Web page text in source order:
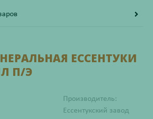
ЕССЕНТУКИ
П/Э
Производитель:
Ессентукский завод